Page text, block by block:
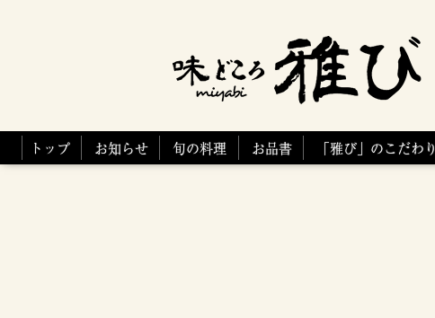
トップ お知らせ 旬の料理 お品書 「雅び」のこだわり